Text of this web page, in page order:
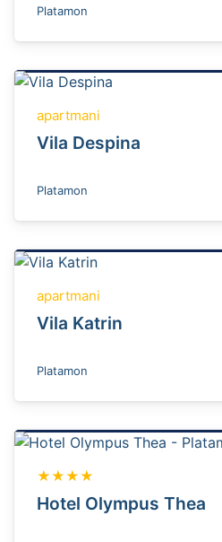
Platamon
apartmani
Vila Despina
Platamon
apartmani
Vila Katrin
Platamon
★★★★
Hotel Olympus Thea